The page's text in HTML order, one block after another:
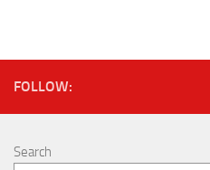
FOLLOW:
Search